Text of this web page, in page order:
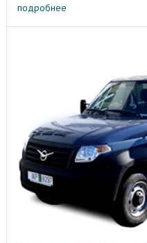
подробнее